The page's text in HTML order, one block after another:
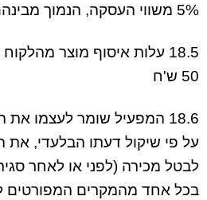
5% משווי העסקה, הנמוך מבינהם.
18.5 עלות איסוף מוצר
50 ש'ח
18.6 המפעיל שומר לעצמו
על פי שיקול דעתו הבלעדי, את
לבטל מכירה (לפני או לאחר
בכל אחד מהמקרים המפורטים